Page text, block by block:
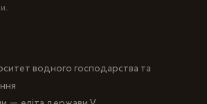
водного господарства та